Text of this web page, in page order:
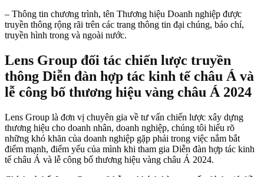
– Thông tin chương trình, tên Thương hiệu Doanh nghiệp được
truyền thông rộng rãi trên các trang thông tin đại chúng, báo chí,
truyền hình trong và ngoài nước.
Lens Group đối tác chiến lược truyền
thông Diễn đàn hợp tác kinh tế châu Á và
lễ công bố thương hiệu vàng châu Á 2024
Lens Group là đơn vị chuyên gia về tư vấn chiến lược xây dựng
thương hiệu cho doanh nhân, doanh nghiệp, chúng tôi hiểu rõ
những khó khăn của doanh nghiệp gặp phải trong việc nắm bắt
điểm mạnh, điểm yếu của mình khi tham gia Diễn đàn hợp tác kinh
tế châu Á và lễ công bố thương hiệu vàng châu Á 2024.